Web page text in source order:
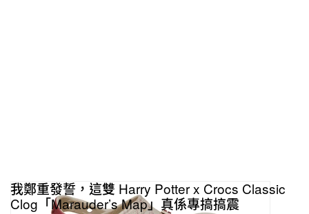
我鄭重發誓，這雙 Harry Potter x Crocs Classic
Clog「Marauder’s Map」真係專搞搞震